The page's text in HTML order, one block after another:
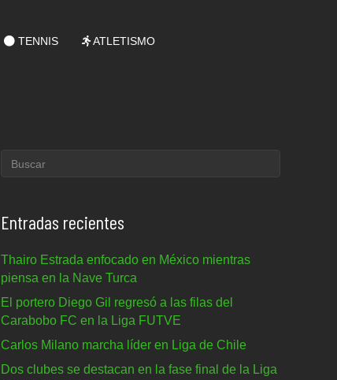
TENNIS ATLETISMO
Entradas recientes
Thairo Estrada enfocado en México mientras
piensa en la Nave Turca
El portero Diego Gil regresó a las filas del
Carabobo FC en la Liga FUTVE
Carlos Milano marcha líder en Liga de Chile
Dos clubes se destacan en la fase final de la Liga